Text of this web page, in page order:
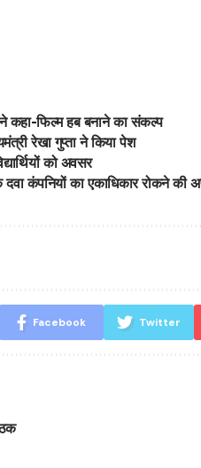
कहा-फिल्म हब बनाने का संकल्प
रेखा गुप्ता ने किया पेश
को अवसर
दवा कंपनियों का एकाधिकार रोकने की
Facebook Twitter